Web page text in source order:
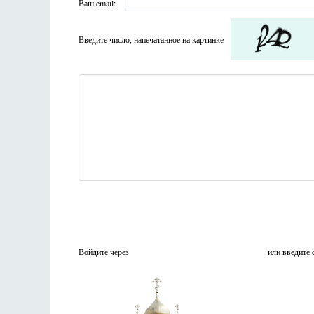
Ваш email:
Введите число, напечатанное на картинке
Войдите через или введите